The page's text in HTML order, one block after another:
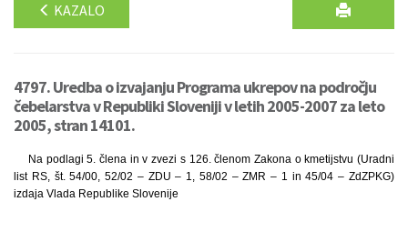
KAZALO
4797. Uredba o izvajanju Programa ukrepov na področju
čebelarstva v Republiki Sloveniji v letih 2005-2007 za leto
2005, stran 14101.
Na podlagi 5. člena in v zvezi s 126. členom Zakona o kmetijstvu (Uradni
list RS, št. 54/00, 52/02 – ZDU – 1, 58/02 – ZMR – 1 in 45/04 – ZdZPKG)
izdaja Vlada Republike Slovenije